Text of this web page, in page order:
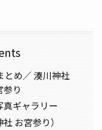
とめ／ 湊川神社
参り
ギャラリー
お宮参り）